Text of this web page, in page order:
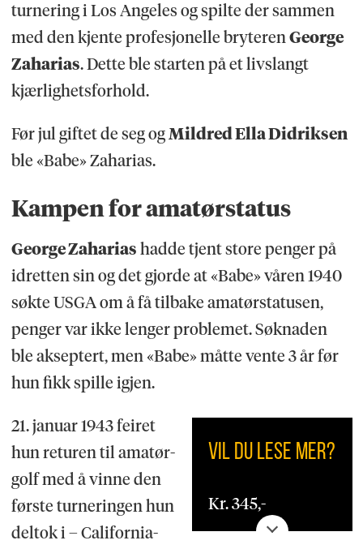
turnering i Los Angeles og spilte der sammen
med den kjente profesjonelle bryterenGeorge
Zaharias. Dette ble starten på et livslangt
kjærlighetsforhold.
Før jul giftet de seg ogMildred Ella Didriksen
ble «Babe» Zaharias.
Kampen for amatørstatus
George Zaharias hadde tjent store penger på
idretten sin og det gjorde at «Babe» våren 1940
søkte USGA om å få tilbake amatørstatusen,
penger var ikke lenger problemet. Søknaden
ble akseptert, men «Babe» måtte vente 3 år før
hun fikk spille igjen.
VIL DU LESE MER?
Kr. 345,-
21. januar 1943 feiret
hun returen til amatør-
golf med å vinne den
første turneringen hun
deltok i – California-